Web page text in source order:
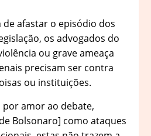
afastar o episódio dos
os advogados do
ou grave ameaça
precisam ser contra
ou instituições.
por amor ao debate,
Bolsonaro] como ataques